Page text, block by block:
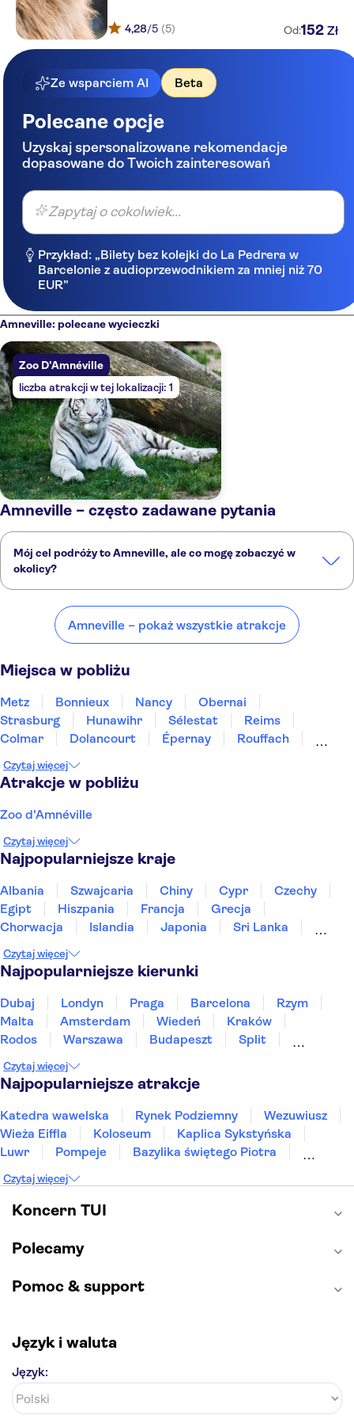
4,28/5 (5) Od:152 Zł
Ze wsparciem AI Beta
Polecane opcje
Uzyskaj spersonalizowane rekomendacje
dopasowane do Twoich zainteresowań
Zapytaj o cokolwiek...
Przykład: „Bilety bez kolejki do La Pedrera w
Barcelonie z audioprzewodnikiem za mniej niż 70
EUR”
Amneville: polecane wycieczki
Zoo D'Amnéville
liczba atrakcji w tej lokalizacji: 1
Amneville – często zadawane pytania
Mój cel podróży to Amneville, ale co mogę zobaczyć w
okolicy?
ciekawe miejsca, takie jak:
Bonnieux Strasburg
Amneville – pokaż wszystkie atrakcje
Miejsca w pobliżu
Metz Bonnieux Nancy
Obernai
Strasburg
Hunawihr Sélestat
Reims
Colmar
Dolancourt Épernay
Rouffach
Czytaj więcej
Atrakcje w pobliżu
Zoo d'Amnéville
Czytaj więcej
Najpopularniejsze kraje
Albania Szwajcaria Chiny Cypr
Czechy
Egipt
Hiszpania Francja
Grecja
Chorwacja
Islandia Japonia
Sri Lanka
Tunezja
Turcja Wietnam
Czytaj więcej
Najpopularniejsze kierunki
Dubaj Londyn Praga Barcelona
Rzym
Malta
Amsterdam Wiedeń
Kraków
Rodos
Warszawa Budapeszt
Split
Sopot
Gdynia Zakopane
Czytaj więcej
Najpopularniejsze atrakcje
Katedra wawelska Rynek Podziemny
Wezuwiusz
Wieża Eiffla
Koloseum
Kaplica Sykstyńska
Luwr
Pompeje
Bazylika świętego Piotra
Etna
Wawel Park Güell
Alhambra
Caminito del Rey
Czytaj więcej
Koncern TUI
Polecamy
Pomoc & support
Język i waluta
Język: